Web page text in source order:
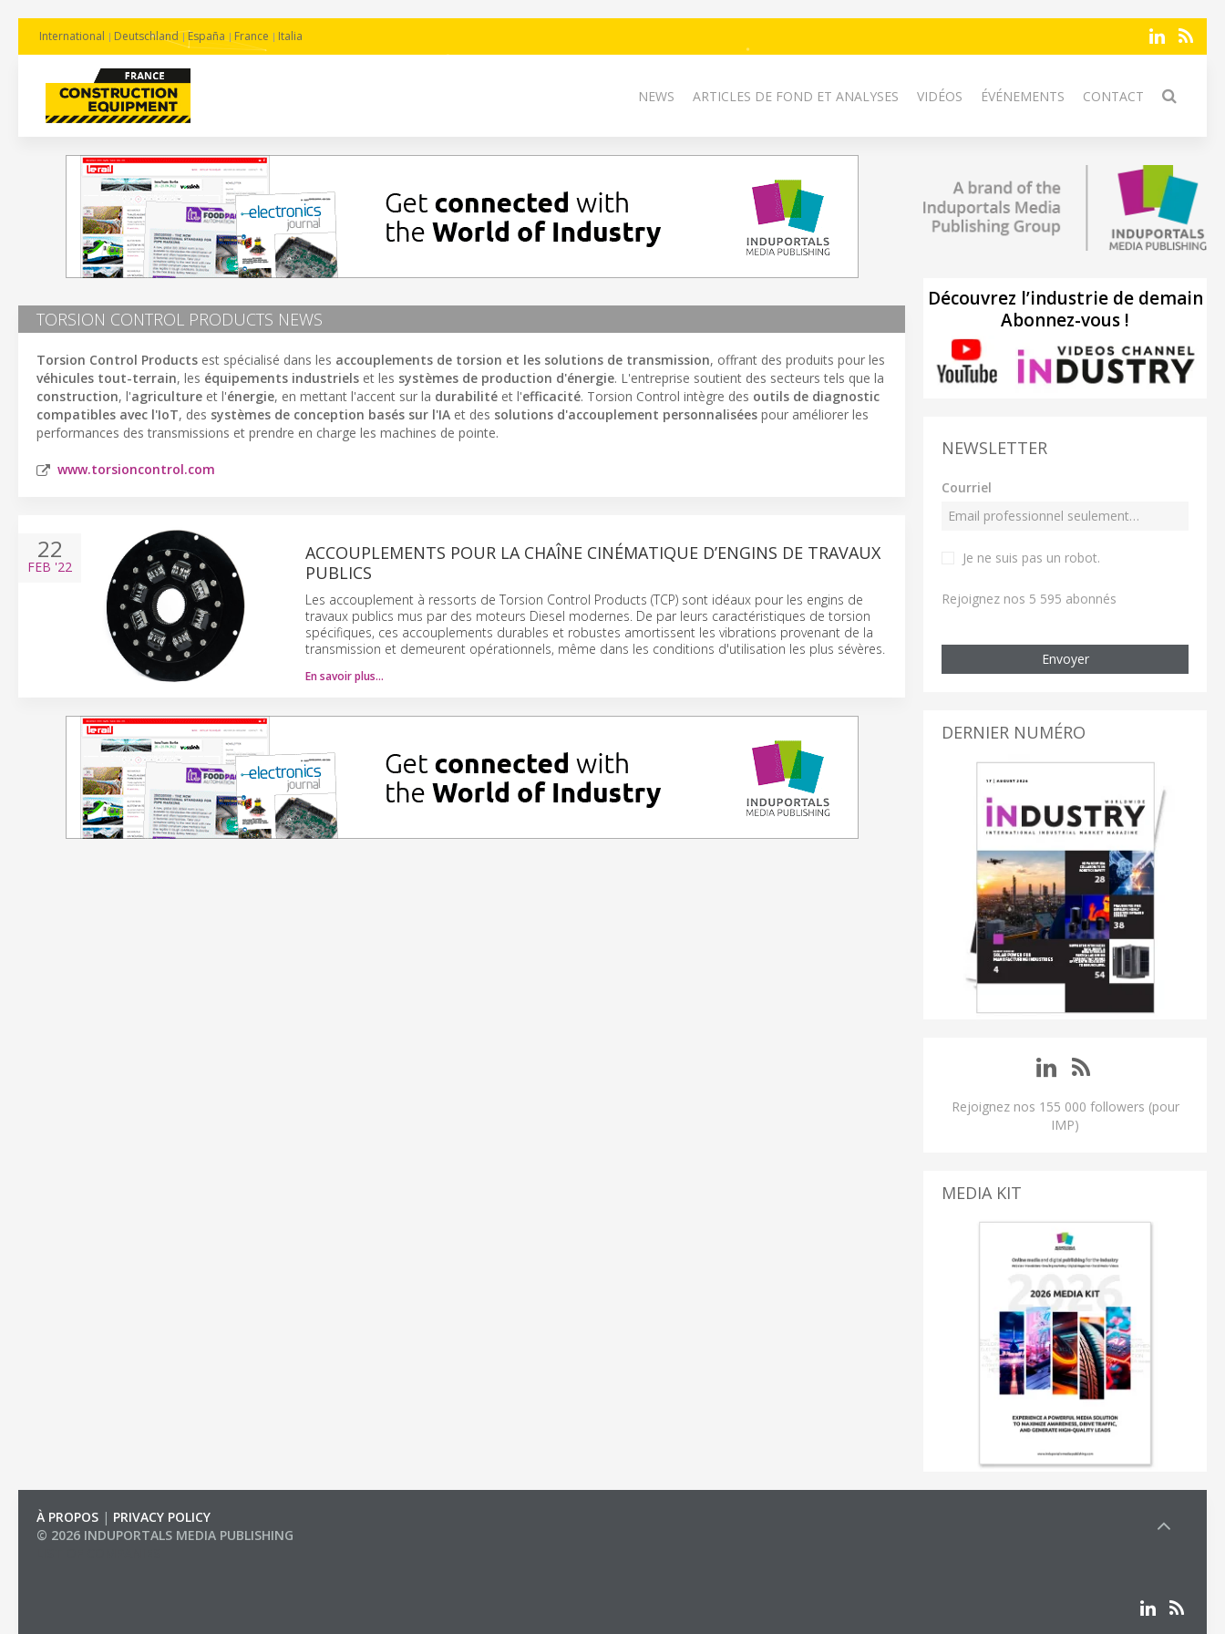
International Deutschland España France Italia
NEWS ARTICLES DE FOND ET ANALYSES VIDÉOS ÉVÉNEMENTS CONTACT
TORSION CONTROL PRODUCTS NEWS
Torsion Control Products est spécialisé dans les accouplements de torsion et les solutions de transmission, offrant des produits pour les
véhicules tout-terrain, les équipements industriels et les systèmes de production d'énergie. L'entreprise soutient des secteurs tels que la
construction, l'agriculture et l'énergie, en mettant l'accent sur la durabilité et l'efficacité. Torsion Control intègre des outils de diagnostic
compatibles avec l'IoT, des systèmes de conception basés sur l'IA et des solutions d'accouplement personnalisées pour améliorer les
performances des transmissions et prendre en charge les machines de pointe.
www.torsioncontrol.com
22
FEB '22
ACCOUPLEMENTS POUR LA CHAÎNE CINÉMATIQUE D’ENGINS DE TRAVAUX
PUBLICS
Les accouplement à ressorts de Torsion Control Products (TCP) sont idéaux pour les engins de
travaux publics mus par des moteurs Diesel modernes. De par leurs caractéristiques de torsion
spécifiques, ces accouplements durables et robustes amortissent les vibrations provenant de la
transmission et demeurent opérationnels, même dans les conditions d'utilisation les plus sévères.
En savoir plus…
Découvrez l’industrie de demain
Abonnez-vous !
NEWSLETTER
Courriel
Je ne suis pas un robot.
Rejoignez nos 5 595 abonnés
Envoyer
DERNIER NUMÉRO
Rejoignez nos 155 000 followers (pour
IMP)
MEDIA KIT
À PROPOS | PRIVACY POLICY
© 2026 INDUPORTALS MEDIA PUBLISHING